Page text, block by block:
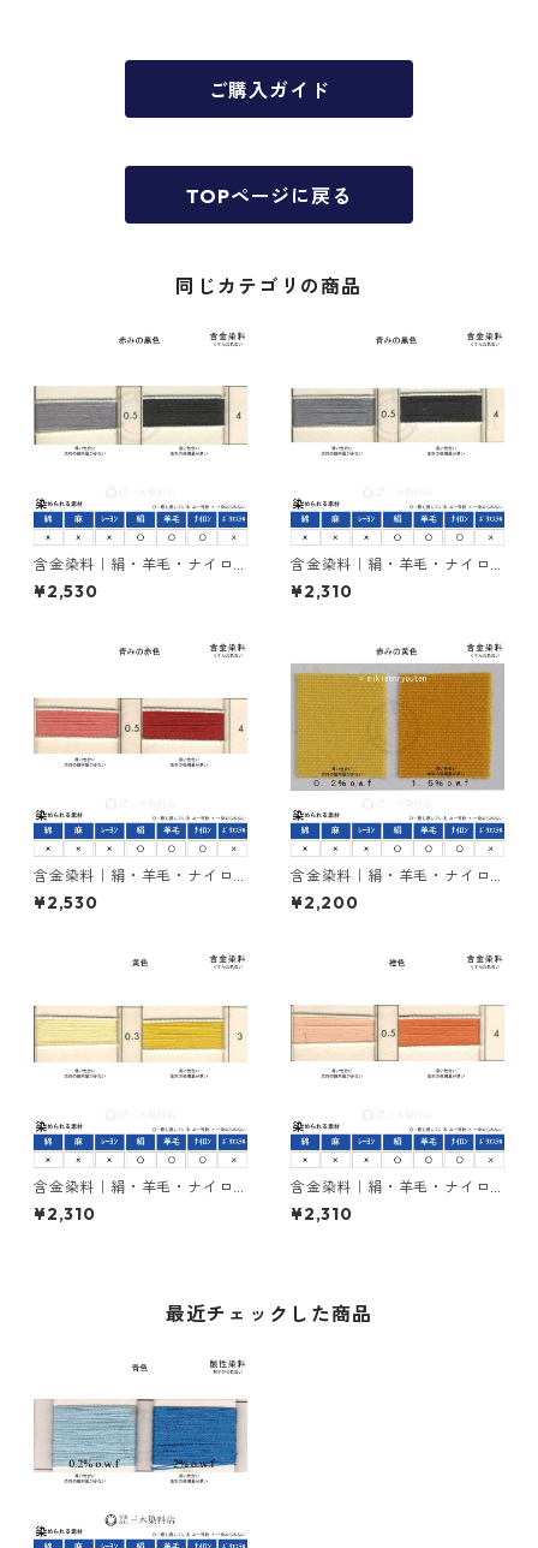
ご購入ガイド
TOPページに戻る
同じカテゴリの商品
含金染料｜絹・羊毛・ナイロ
ンを染める｜50g｜カヤカラ
ンブラック２RL（赤みの黒
¥2,530
含金染料｜絹・羊毛・ナイロ
ンを染める｜50g｜イレミア
ブラックBG（青みの黒色）
¥2,310
含金染料｜絹・羊毛・ナイロ
ンを染める｜50g｜カヤカラ
ンレットGLW（赤色）
¥2,530
含金染料｜絹・羊毛・ナイロ
ンを染める｜50g｜アシッド
メタルエロー2R（赤みの黄
¥2,200
含金染料｜絹・羊毛・ナイロ
ンを染める｜50g｜ラニール
エローGX（黄色）
¥2,310
含金染料｜絹・羊毛・ナイロ
ンを染める｜50g｜ラニール
オレンヂＲ（橙色）
¥2,310
最近チェックした商品